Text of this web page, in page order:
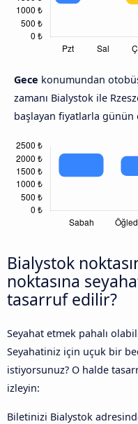
Gece konumundan
zamanı Bialystok ile
başlayan fiyatlarla günün
Bialystok
noktasına
tasarruf edilir?
Seyahat etmek pahalı
Seyahatiniz için uçuk bir
istiyorsunuz? O halde
izleyin:
Biletinizi Bialystok